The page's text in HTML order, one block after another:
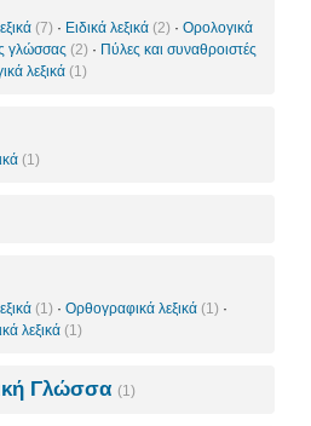
(7) · Ειδικά λεξικά (2) · Ορολογικά
γλώσσας (2) · Πύλες και συναθροιστές
λεξικά (1)
(1)
(1) · Ορθογραφικά λεξικά (1) ·
λεξικά (1)
Γλώσσα (1)